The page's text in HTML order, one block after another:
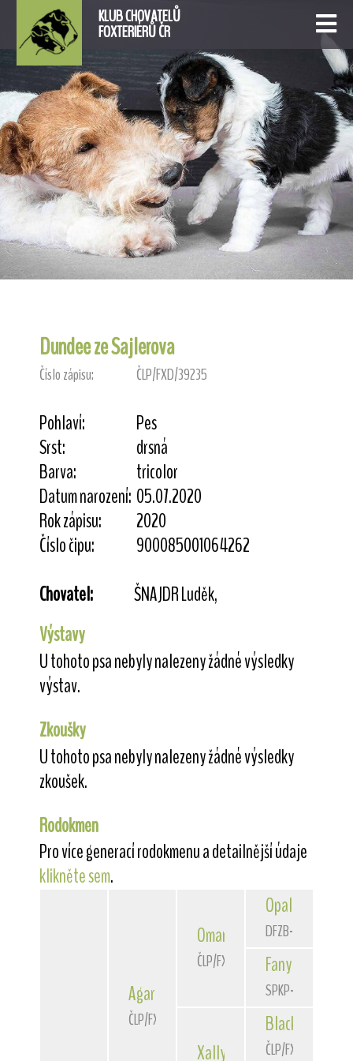
KLUB CHOVATELŮ
FOXTERIÉRŮ ČR
Dundee ze Sajlerova
Číslo zápisu: ČLP/FXD/39235
Pohlaví:
Pes
Srst:
drsná
Barva:
tricolor
Datum narození: 05.07.2020
Rok zápisu:
2020
Číslo čipu:
900085001064262
Chovatel:
ŠNAJDR Luděk,
Výstavy
U tohoto psa nebyly nalezeny žádné výsledky
výstav.
Zkoušky
U tohoto psa nebyly nalezeny žádné výsledky
zkoušek.
Rodokmen
Pro více generací rodokmenu a detailnější údaje
klikněte sem.
Agar
ČLP/FXD/36376
Omar z Kuliaru
ČLP/FXD/34172
Xally Star Franke
Opal
DFZB-98 4231
Fany
SPKP-2560
Black
ČLP/FXD/29797